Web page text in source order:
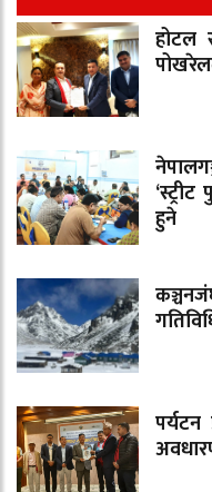
होटल
हुने
पर्यटन